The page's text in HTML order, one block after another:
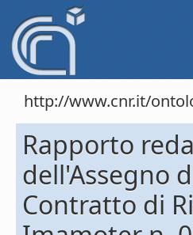
http://www.cnr.it/
Rapporto
dell'Assegno
Contratto di